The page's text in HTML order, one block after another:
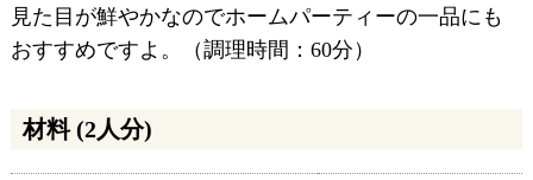
見た目が鮮やかなのでホームパーティーの一品にも
おすすめですよ。（調理時間：60分）
材料 (2人分)